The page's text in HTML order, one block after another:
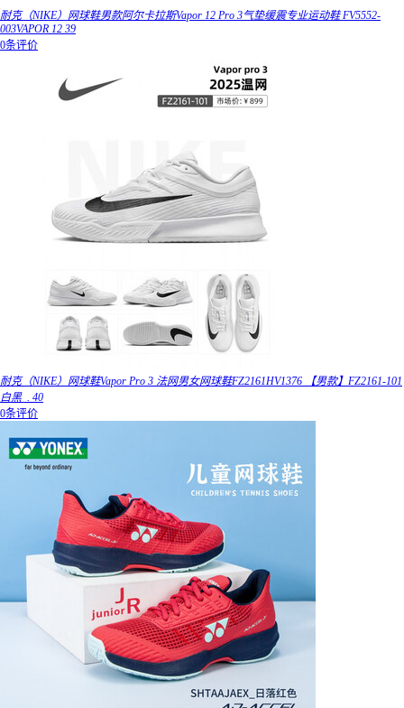
耐克（NIKE）网球鞋男款阿尔卡拉斯Vapor 12 Pro 3气垫缓震专业运动鞋 FV5552-
003VAPOR 12 39
0条评价
耐克（NIKE）网球鞋Vapor Pro 3 法网男女网球鞋FZ2161HV1376 【男款】FZ2161-101
白黑_. 40
0条评价